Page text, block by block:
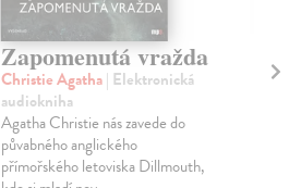
Zapomenutá vražda
Christie Agatha| Elektronická
audiokniha
Agatha Christie nás zavede do
půvabného anglického
přímořského letoviska Dillmouth,